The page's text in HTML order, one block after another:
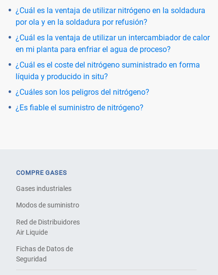
¿Cuál es la ventaja de utilizar nitrógeno en la soldadura
por ola y en la soldadura por refusión?
¿Cuál es la ventaja de utilizar un intercambiador de calor
en mi planta para enfriar el agua de proceso?
¿Cuál es el coste del nitrógeno suministrado en forma
líquida y producido in situ?
¿Cuáles son los peligros del nitrógeno?
¿Es fiable el suministro de nitrógeno?
COMPRE GASES
Gases industriales
Modos de suministro
Red de Distribuidores
Air Liquide
Fichas de Datos de
Seguridad